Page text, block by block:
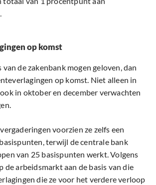
op komst
de zakenbank mogen geloven, dan
op komst. Niet alleen in
in oktober en december verwachten
voorzien ze zelfs een
terwijl de centrale bank
van 25 basispunten werkt. Volgens
de arbeidsmarkt aan de basis van die
die ze voor het verdere verloop